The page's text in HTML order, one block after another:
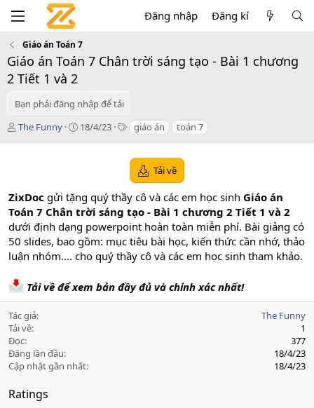
Đăng nhập Đăng kí
Giáo án Toán 7
Giáo án Toán 7 Chân trời sáng tạo - Bài 1 chương
2 Tiết 1 và 2
Bạn phải đăng nhập để tải
T
The Funny
C
o
n
d
a
t
18/4/23
T
s
giáo án toán 7
Tải về
ZixDoc gửi tặng quý thầy cô và các em học sinh Giáo án
Toán 7 Chân trời sáng tạo - Bài 1 chương 2 Tiết 1 và 2
dưới định dạng powerpoint hoàn toàn miễn phí. Bài giảng có
50 slides, bao gồm: mục tiêu bài học, kiến thức cần nhớ, thảo
luận nhóm.... cho quý thầy cô và các em học sinh tham khảo.
Tải về để xem bản đầy đủ và chính xác nhất!
Tác giả
The Funny
Tải về
1
Đọc
377
Đăng lần đầu
18/4/23
Cập nhật gần nhất
18/4/23
Ratings